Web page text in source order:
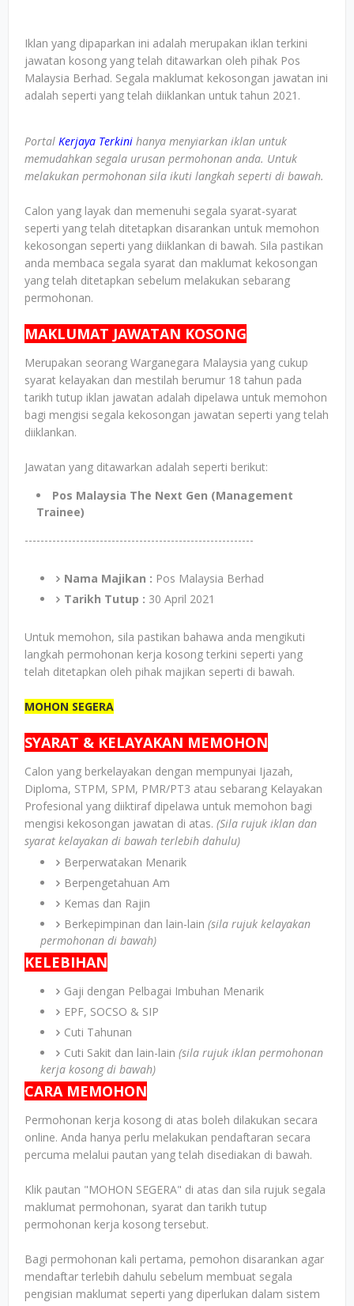
Iklan yang dipaparkan ini adalah merupakan iklan terkini
jawatan kosong yang telah ditawarkan oleh pihak Pos
Malaysia Berhad. Segala maklumat kekosongan jawatan ini
adalah seperti yang telah diiklankan untuk tahun 2021.
Portal Kerjaya Terkini hanya menyiarkan iklan untuk
memudahkan segala urusan permohonan anda. Untuk
melakukan permohonan sila ikuti langkah seperti di bawah.
Calon yang layak dan memenuhi segala syarat-syarat
seperti yang telah ditetapkan disarankan untuk memohon
kekosongan seperti yang diiklankan di bawah. Sila pastikan
anda membaca segala syarat dan maklumat kekosongan
yang telah ditetapkan sebelum melakukan sebarang
permohonan.
MAKLUMAT JAWATAN KOSONG
Merupakan seorang Warganegara Malaysia yang cukup
syarat kelayakan dan mestilah berumur 18 tahun pada
tarikh tutup iklan jawatan adalah dipelawa untuk memohon
bagi mengisi segala kekosongan jawatan seperti yang telah
diiklankan.
Jawatan yang ditawarkan adalah seperti berikut:
Pos Malaysia The Next Gen (Management
Trainee)
----------------------------------------------------------
Nama Majikan : Pos Malaysia Berhad
Tarikh Tutup : 30 April 2021
Untuk memohon, sila pastikan bahawa anda mengikuti
langkah permohonan kerja kosong terkini seperti yang
telah ditetapkan oleh pihak majikan seperti di bawah.
MOHON SEGERA
SYARAT & KELAYAKAN MEMOHON
Calon yang berkelayakan dengan mempunyai Ijazah,
Diploma, STPM, SPM, PMR/PT3 atau sebarang Kelayakan
Profesional yang diiktiraf dipelawa untuk memohon bagi
mengisi kekosongan jawatan di atas. (Sila rujuk iklan dan
syarat kelayakan di bawah terlebih dahulu)
Berperwatakan Menarik
Berpengetahuan Am
Kemas dan Rajin
Berkepimpinan dan lain-lain (sila rujuk kelayakan
permohonan di bawah)
KELEBIHAN
Gaji dengan Pelbagai Imbuhan Menarik
EPF, SOCSO & SIP
Cuti Tahunan
Cuti Sakit dan lain-lain (sila rujuk iklan permohonan
kerja kosong di bawah)
CARA MEMOHON
Permohonan kerja kosong di atas boleh dilakukan secara
online. Anda hanya perlu melakukan pendaftaran secara
percuma melalui pautan yang telah disediakan di bawah.
Klik pautan "MOHON SEGERA" di atas dan sila rujuk segala
maklumat permohonan, syarat dan tarikh tutup
permohonan kerja kosong tersebut.
Bagi permohonan kali pertama, pemohon disarankan agar
mendaftar terlebih dahulu sebelum membuat segala
pengisian maklumat seperti yang diperlukan dalam sistem